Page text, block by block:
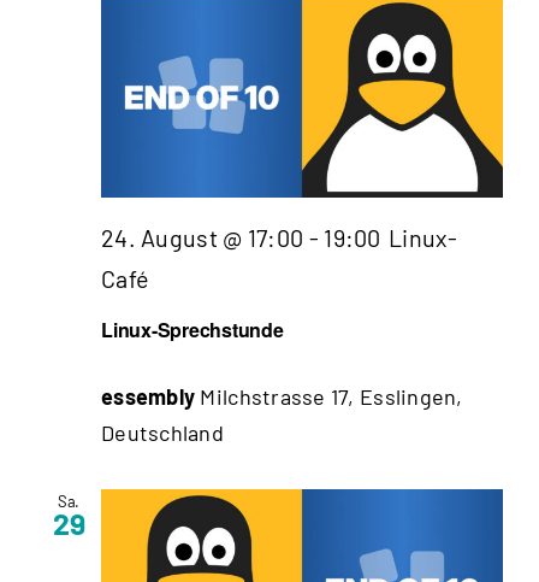
Linux-Sprechstunde
24. August @ 17:00 - 19:00 Linux-
Café
essembly Milchstrasse 17, Esslingen,
Deutschland
Sa.
29